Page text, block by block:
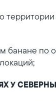
банане по
У